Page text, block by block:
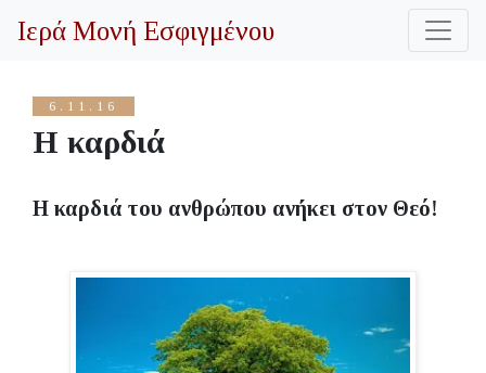
6.11.16
Η καρδιά
Η καρδιά του ανθρώπου ανήκει στον Θεό!
Ιερά Μονή Εσφιγμένου